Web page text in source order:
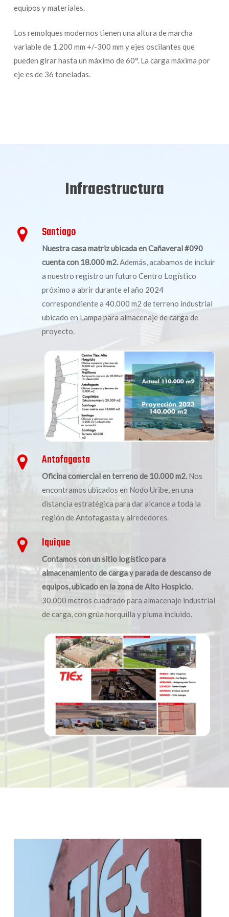
equipos y materiales.
Los remolques modernos tienen una altura de marcha
variable de 1.200 mm +/-300 mm y ejes oscilantes que
pueden girar hasta un máximo de 60°. La carga máxima por
eje es de 36 toneladas.
Infraestructura
Santiago
Nuestra casa matriz ubicada en Cañaveral #090
cuenta con 18.000 m2.Además, acabamos de incluir
a nuestro registro un futuro Centro Logístico
próximo a abrir durante el año 2024
correspondiente a 40.000 m2 de terreno industrial
ubicado en Lampa para almacenaje de carga de
proyecto.
Antofagasta
Oficina comercial en terreno de 10.000 m2.Nos
encontramos ubicados en Nodo Uribe, en una
distancia estratégica para dar alcance a toda la
región de Antofagasta y alrededores.
Iquique
Contamos con un sitio logístico para
almacenamiento de carga y parada de descanso de
equipos, ubicado en la zona de Alto Hospicio.
30.000 metros cuadrado para almacenaje industrial
de carga, con grúa horquilla y pluma incluido.